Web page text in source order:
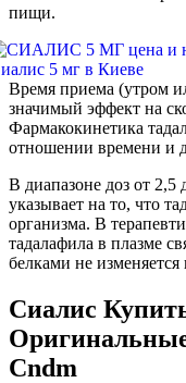
пищи.
Время приема (утром
значимый эффект на
Фармакокинетика
отношении времени и
В диапазоне доз от 2,5
указывает на то, что
организма. В
тадалафила в плазме
белками не
Сиалис
Cndm